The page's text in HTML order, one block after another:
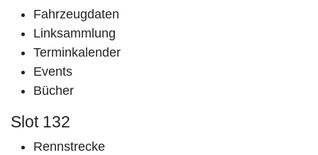
Fahrzeugdaten
Linksammlung
Terminkalender
Events
Bücher
Slot 132
Rennstrecke